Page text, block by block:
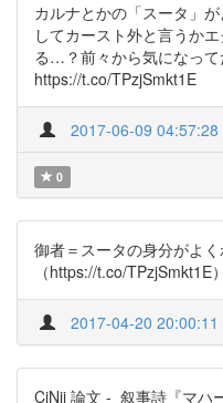
カルナとかの「スータ」
してカースト外と言うか
る…？前々から気になっ
https://t.co/TPzjSmkt1E
2017-06-09 04:57:28
0
御者＝スータの身分がよ
（https://t.co/
2017-04-20 20:00:11
CiNii 論文 - 叙事詩『マハ